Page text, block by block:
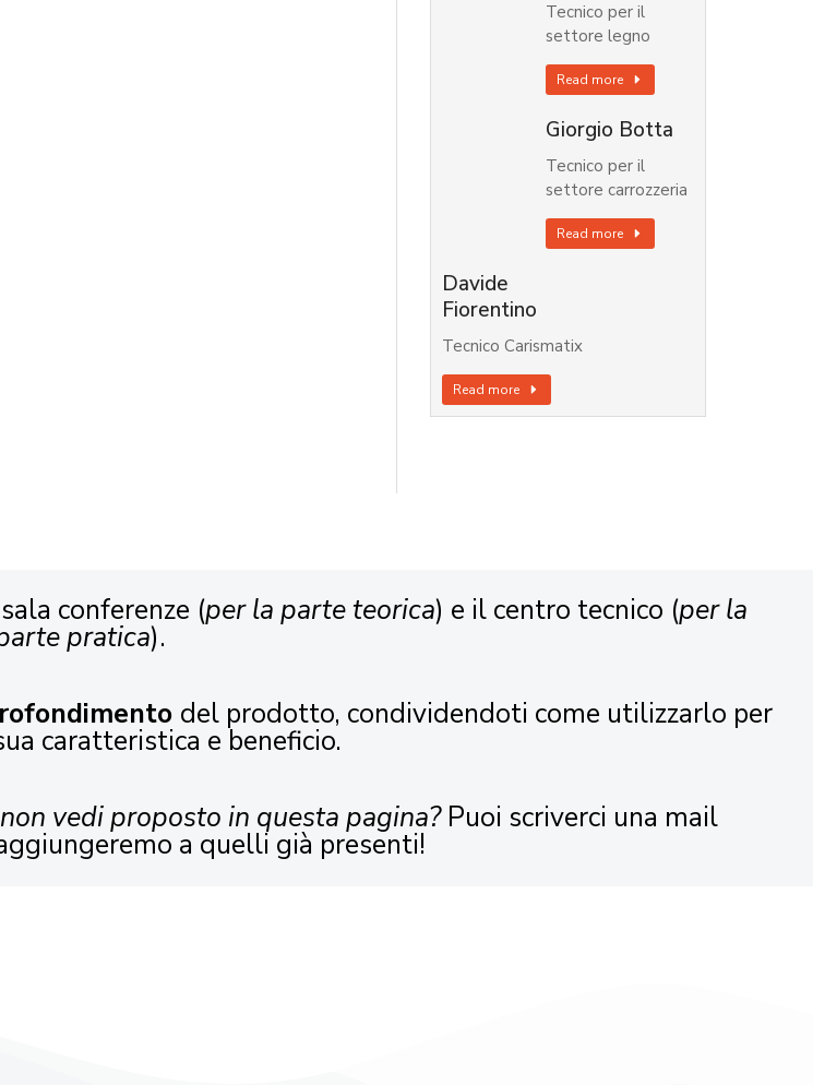
Tecnico per il
settore legno
Read more
Giorgio Botta
Tecnico per il
settore carrozzeria
Read more
Davide
Fiorentino
Tecnico Carismatix
Read more
conferenze (per la parte teorica) e il centro tecnico (per la
pratica).
del prodotto, condividendoti come utilizzarlo per
caratteristica e beneficio.
vedi proposto in questa pagina?Puoi scriverci una mail
a quelli già presenti!